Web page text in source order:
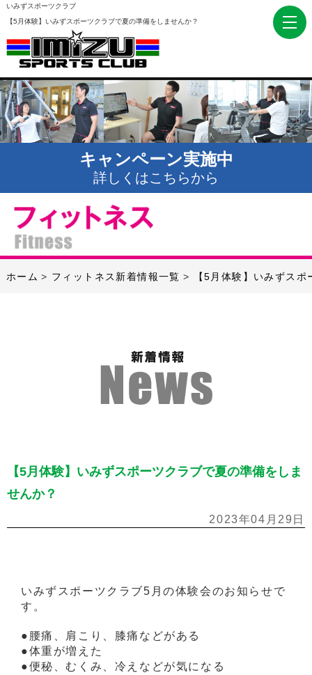
いみずスポーツクラブ
【5月体験】いみずスポーツクラブで夏の準備をしませんか？
キャンペーン実施中
詳しくはこちらから
ホーム フィットネス新着情報一覧 【5月体験】いみずス
【5月体験】いみずスポーツクラブで夏の準備をしま
せんか？
2023年04月29日
いみずスポーツクラブ5月の体験会のお知らせで
す。
●腰痛、肩こり、膝痛などがある
●体重が増えた
●便秘、むくみ、冷えなどが気になる